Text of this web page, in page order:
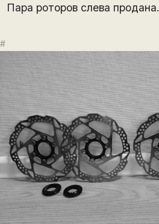
Пара роторов слева продана.
#